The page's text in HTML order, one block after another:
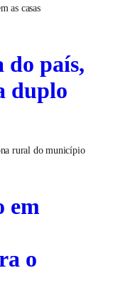
as casas
do país,
duplo
rural do município
em
o